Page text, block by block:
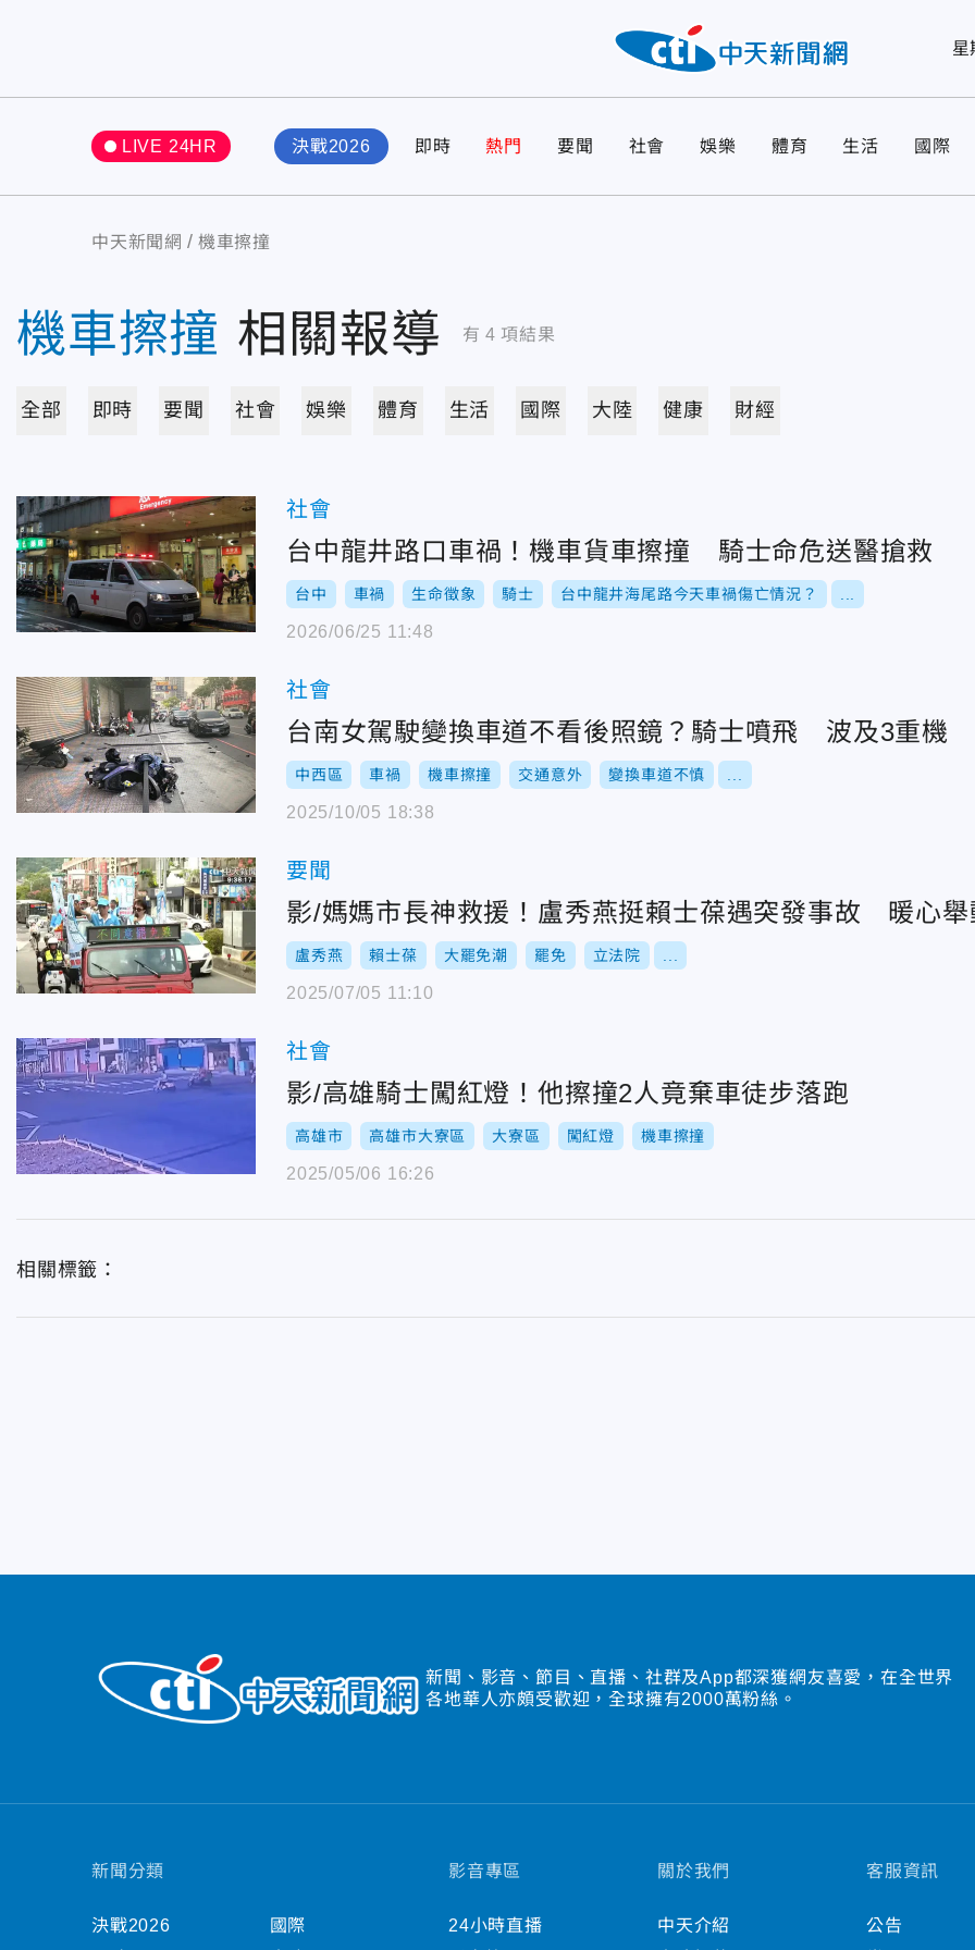
星
LIVE 24HR 決戰2026 即時 熱門 要聞 社會 娛樂 體育 生活 國際
中天新聞網 機車擦撞
機車擦撞 相關報導 有 4 項結果
全部 即時 要聞 社會 娛樂 體育 生活 國際 大陸 健康 財經
社會
台中龍井路口車禍！機車貨車擦撞 騎士命危送醫搶救
台中 車禍 生命徵象 騎士 台中龍井海尾路今天車禍傷亡情況？
2026/06/25 11:48
社會
台南女駕駛變換車道不看後照鏡？騎士噴飛 波及3重機
中西區 車禍 機車擦撞 交通意外 變換車道不慎
2025/10/05 18:38
要聞
影/媽媽市長神救援！盧秀燕挺賴士葆遇突發事故 暖心舉
盧秀燕 賴士葆 大罷免潮 罷免 立法院
2025/07/05 11:10
社會
影/高雄騎士闖紅燈！他擦撞2人竟棄車徒步落跑
高雄市 高雄市大寮區 大寮區 闖紅燈 機車擦撞
2025/05/06 16:26
相關標籤：
新聞、影音、節目、直播、社群及App都深獲網友喜愛，在全世界
各地華人亦頗受歡迎，全球擁有2000萬粉絲。
新聞分類
決戰2026
國際
影音專區
24小時直播
關於我們
中天介紹
客服資訊
公告